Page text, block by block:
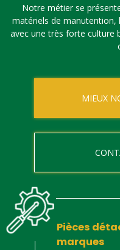
Notre métier se
matériels de manutention,
avec une très forte culture
MIEUX
Pièces
marques